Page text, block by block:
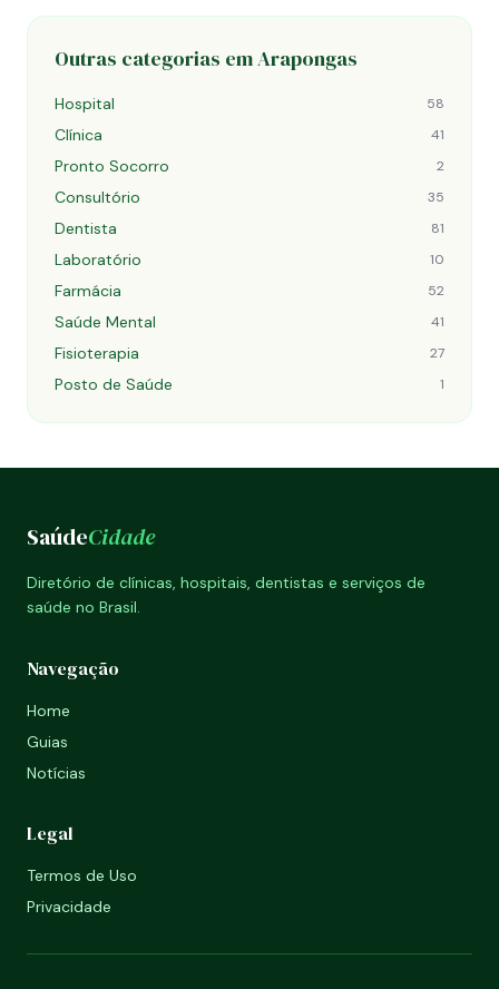
Outras categorias em Arapongas
Hospital 58
Clínica 41
Pronto Socorro 2
Consultório 35
Dentista 81
Laboratório 10
Farmácia 52
Saúde Mental 41
Fisioterapia 27
Posto de Saúde 1
SaúdeCidade
Diretório de clínicas, hospitais, dentistas e serviços de
saúde no Brasil.
Navegação
Home
Guias
Notícias
Legal
Termos de Uso
Privacidade